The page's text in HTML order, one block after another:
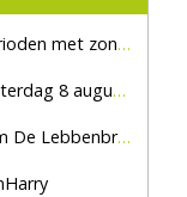
zon en droog
Haaksbergen
Lebbenbrugge